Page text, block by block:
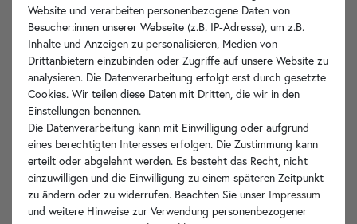
Website und verarbeiten personenbezogene Daten von
Besucher:innen unserer Webseite (z.B. IP-Adresse), um z.B.
Inhalte und Anzeigen zu personalisieren, Medien von
Drittanbietern einzubinden oder Zugriffe auf unsere Website zu
analysieren. Die Datenverarbeitung erfolgt erst durch gesetzte
Cookies. Wir teilen diese Daten mit Dritten, die wir in den
Einstellungen benennen.
Die Datenverarbeitung kann mit Einwilligung oder aufgrund
eines berechtigten Interesses erfolgen. Die Zustimmung kann
erteilt oder abgelehnt werden. Es besteht das Recht, nicht
einzuwilligen und die Einwilligung zu einem späteren Zeitpunkt
zu ändern oder zu widerrufen. Beachten Sie unser Impressum
und weitere Hinweise zur Verwendung personenbezogener